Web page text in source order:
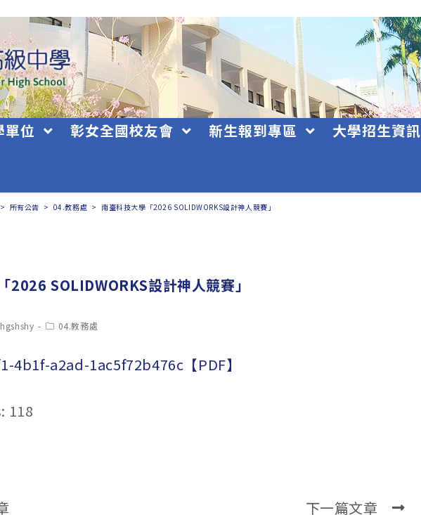
單位 彰女全國校友會 新生報到專區 大學招生資訊
> 所有公告 > 04.教務處 > 南臺科技大學「2026 SOLIDWORKS設計神人競賽」
2026 SOLIDWORKS設計神人競賽」
Post04.教務處
4b1f-a2ad-1ac5f72b476c【PDF】
118
下一篇文章